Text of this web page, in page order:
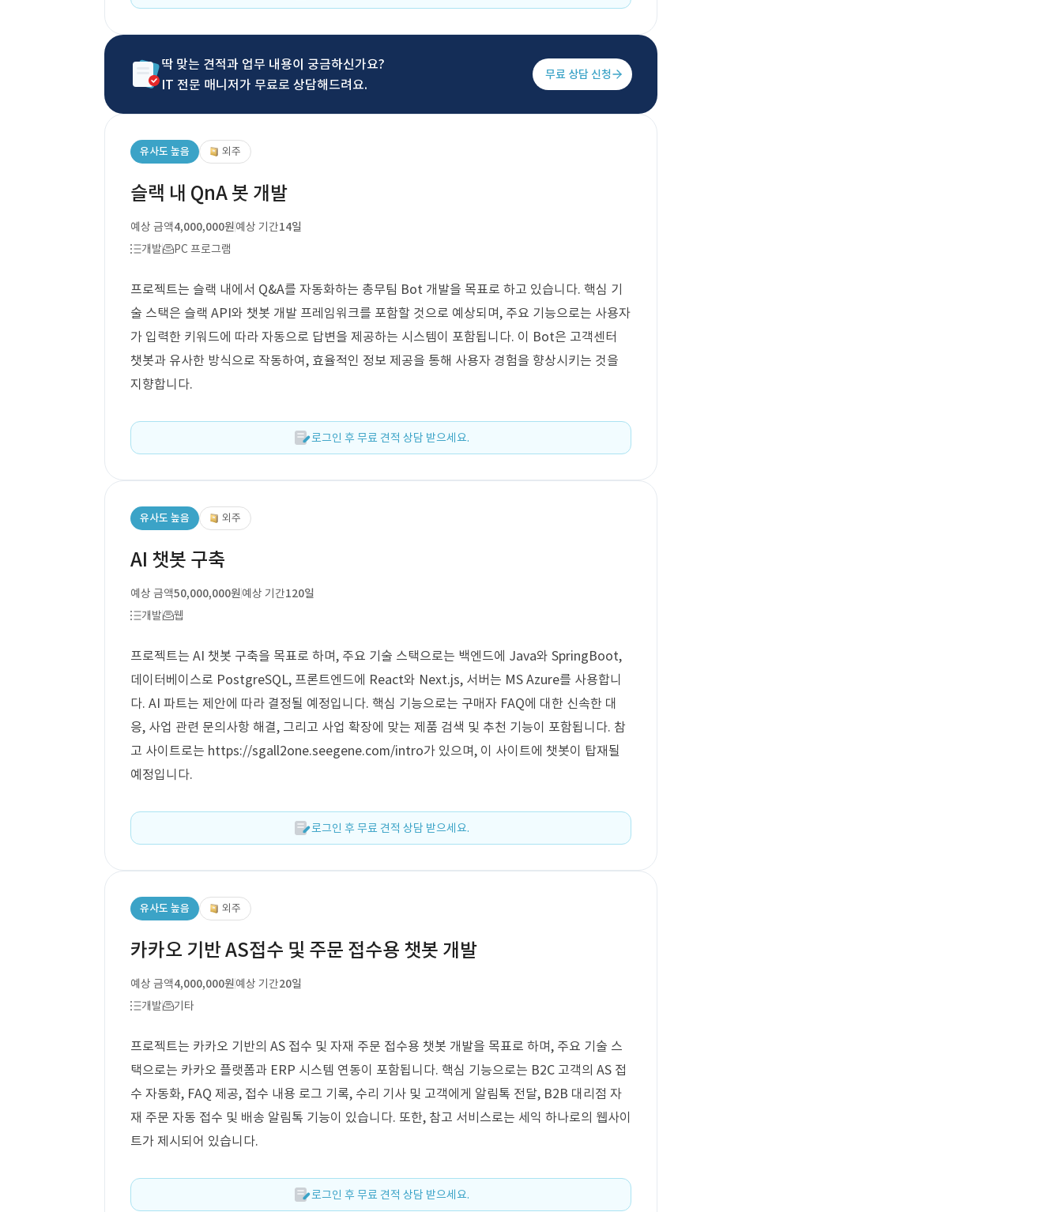
딱 맞는 견적과 업무 내용이 궁금하신가요?
IT 전문 매니저가 무료로 상담해드려요.
무료 상담 신청
유사도 높음 외주
슬랙 내 QnA 봇 개발
예상 금액4,000,000원예상 기간14일
개발
PC 프로그램
프로젝트는 슬랙 내에서 Q&A를 자동화하는 총무팀 Bot 개발을 목표로 하고 있습니다. 핵심 기
술 스택은 슬랙 API와 챗봇 개발 프레임워크를 포함할 것으로 예상되며, 주요 기능으로는 사용자
가 입력한 키워드에 따라 자동으로 답변을 제공하는 시스템이 포함됩니다. 이 Bot은 고객센터
챗봇과 유사한 방식으로 작동하여, 효율적인 정보 제공을 통해 사용자 경험을 향상시키는 것을
지향합니다.
로그인 후 무료 견적 상담 받으세요.
유사도 높음 외주
AI 챗봇 구축
예상 금액50,000,000원예상 기간120일
개발
웹
프로젝트는 AI 챗봇 구축을 목표로 하며, 주요 기술 스택으로는 백엔드에 Java와 SpringBoot,
데이터베이스로 PostgreSQL, 프론트엔드에 React와 Next.js, 서버는 MS Azure를 사용합니
다. AI 파트는 제안에 따라 결정될 예정입니다. 핵심 기능으로는 구매자 FAQ에 대한 신속한 대
응, 사업 관련 문의사항 해결, 그리고 사업 확장에 맞는 제품 검색 및 추천 기능이 포함됩니다. 참
고 사이트로는 https://sgall2one.seegene.com/intro가 있으며, 이 사이트에 챗봇이 탑재될
예정입니다.
로그인 후 무료 견적 상담 받으세요.
유사도 높음 외주
카카오 기반 AS접수 및 주문 접수용 챗봇 개발
예상 금액4,000,000원예상 기간20일
개발
기타
프로젝트는 카카오 기반의 AS 접수 및 자재 주문 접수용 챗봇 개발을 목표로 하며, 주요 기술 스
택으로는 카카오 플랫폼과 ERP 시스템 연동이 포함됩니다. 핵심 기능으로는 B2C 고객의 AS 접
수 자동화, FAQ 제공, 접수 내용 로그 기록, 수리 기사 및 고객에게 알림톡 전달, B2B 대리점 자
재 주문 자동 접수 및 배송 알림톡 기능이 있습니다. 또한, 참고 서비스로는 세익 하나로의 웹사이
트가 제시되어 있습니다.
로그인 후 무료 견적 상담 받으세요.